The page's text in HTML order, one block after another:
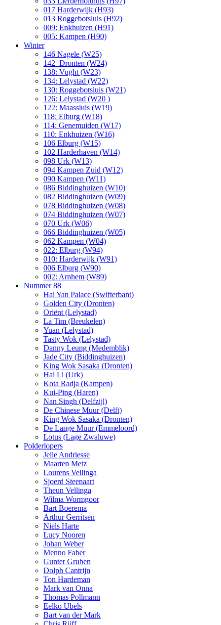
017 Harderwijk (H93)
013 Roggebotsluis (H92)
009: Enkhuizen (H91)
005: Kampen (H90)
Winter
146 Nagele (W25)
142 Dronten (W24)
138: Vught (W23)
134: Lelystad (W22)
130: Roggebotsluis (W21)
126: Lelystad (W20 )
122: Maassluis (W19)
118: Elburg (W18)
114: Genemuiden (W17)
110: Enkhuizen (W16)
106 Elburg (W15)
102 Harderhaven (W14)
098 Urk (W13)
094 Kampen Zuid (W12)
090 Kampen (W11)
086 Biddinghuizen (W10)
082 Biddinghuizen (W09)
078 Biddinghuizen (W08)
074 Biddinghuizen (W07)
070 Urk (W06)
066 Biddinghuizen (W05)
062 Kampen (W04)
022: Elburg (W94)
010: Harderwijk (W91)
006 Elburg (W90)
002: Arnhem (W89)
Nummer 88
Hai Yan Palace (Swifterbant)
Golden City (Dronten)
Oriënt (Lelystad)
La Tim (Breukelen)
Yuan (Lelystad)
Tasty Wok (Lelystad)
Danny Leung (Medemblik)
Jade City (Biddinghuizen)
King Wok Sasaka (Dronten)
Hai Li (Urk)
Kota Radja (Kampen)
Kui-Ping (Haren)
Nan Singh (Delfzijl)
De Chinese Muur (Delft)
King Wok Sasaka (Dronten)
De Lange Muur (Emmeloord)
Lotus (Lage Zwaluwe)
Polderlopers
Jelle Andriesse
Maarten Metz
Lourens Vellinga
Sjoerd Steenaart
Theun Vellinga
Wilma Wormgoor
Bart Boerema
Arthur Gerritsen
Niels Harte
Lucy Nooren
Johan Weber
Menno Faber
Gunter Gruben
Dolph Cantrijn
Ton Hardeman
Mark van Onna
Thomas Pollmann
Eelko Ubels
Bart van der Mark